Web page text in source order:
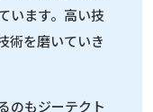
います。高い技
術を磨いていき
のもジーテクト